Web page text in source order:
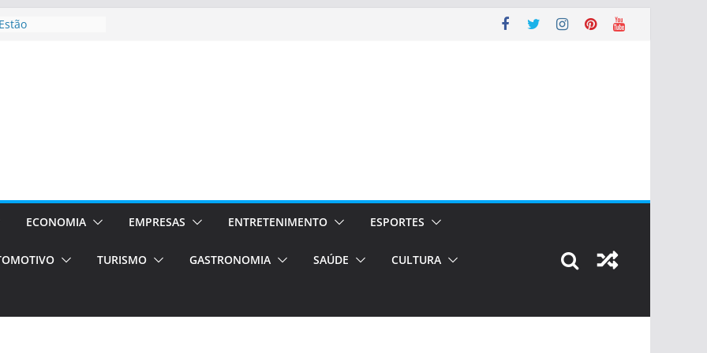
em Porto
de transfer,
de alto padrão
–
o segundo
únicas e
volta!
ECONOMIA EMPRESAS ENTRETENIMENTO ESPORTES
TURISMO GASTRONOMIA SAÚDE CULTURA